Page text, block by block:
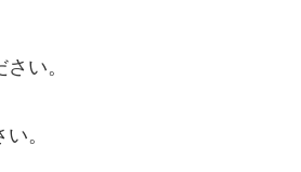
い。
。